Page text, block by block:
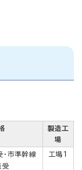
製造工
場
市準幹線
受
工場1